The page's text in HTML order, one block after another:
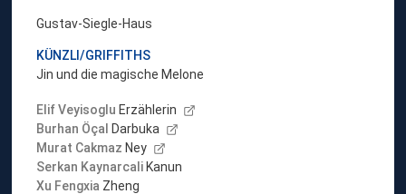
Gustav-Siegle-Haus
KÜNZLI/GRIFFITHS
Jin und die magische Melone
Elif Veyisoglu Erzählerin
Burhan Öçal Darbuka
Murat Cakmaz Ney
Serkan KaynarcaliKanun
Xu Fengxia Zheng